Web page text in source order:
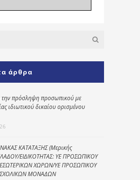
άρθρα
την πρόσληψη προσωπικού με
ιδιωτικού δικαίου ορισμένου
ΚΑΤΑΤΑΞΗΣ (Μερικής
ΕΙΔΙΚΟΤΗΤΑΣ: ΥΕ ΠΡΟΣΩΠΙΚΟΥ
ΧΩΡΩΝ/ΥΕ ΠΡΟΣΩΠΙΚΟΥ
ΜΟΝΑΔΩΝ